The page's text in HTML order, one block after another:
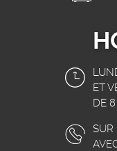
ET
DE
SUR